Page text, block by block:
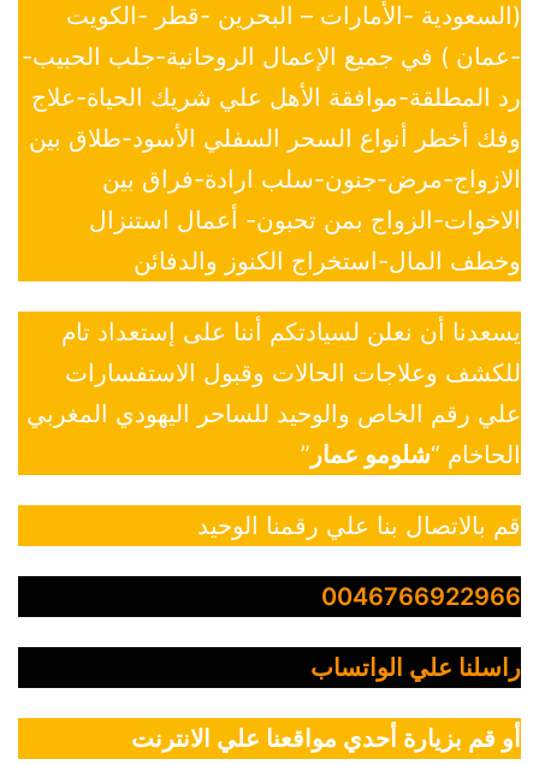
(السعودية -الأمارات – البحرين -قطر -الكويت
-عمان ) في جميع الإعمال الروحانية-جلب الحبيب-
رد المطلقة-موافقة الأهل علي شريك الحياة-علاج
وفك أخطر أنواع السحر السفلي الأسود-طلاق بين
الازواج-مرض-جنون-سلب ارادة-فراق بين
الاخوات-الزواج بمن تحبون- أعمال استنزال
وخطف المال-استخراج الكنوز والدفائن
يسعدنا أن نعلن لسيادتكم أننا على إستعداد تام
للكشف وعلاجات الحالات وقبول الاستفسارات
علي رقم الخاص والوحيد للساحر اليهودي المغربي
الحاخام “شلومو عمار ”
قم بالاتصال بنا علي رقمنا الوحيد
0046766922966
راسلنا علي الواتساب
أو قم بزيارة أحدي مواقعنا علي الانترنت